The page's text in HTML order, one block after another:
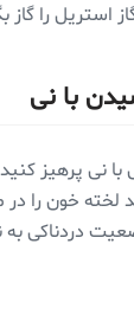
تا ۴۵ دقیقه گاز استریل
با نی
نی پرهیز
لخته خون را
دردناکی